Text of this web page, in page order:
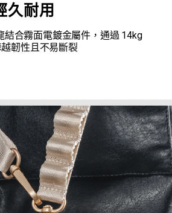
久耐用
結合霧面電鍍金屬件，通過 14kg
韌性且不易斷裂